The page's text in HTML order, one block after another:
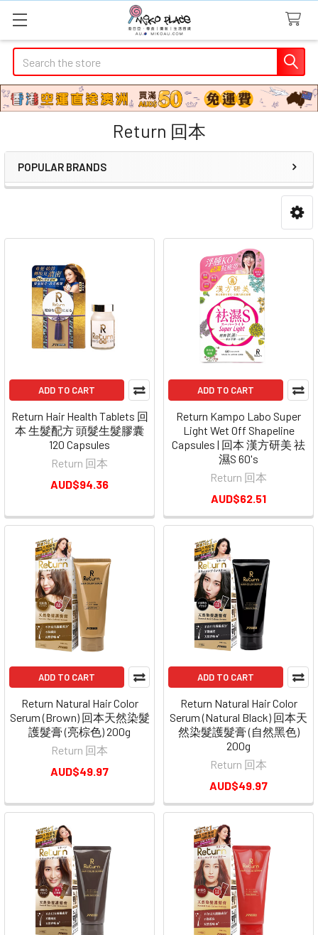
Search
Return 回本
Sidebar
POPULAR BRANDS
ADD TO CART
Return Hair Health Tablets 回
本 生髮配方 頭髮生髮膠囊
120 Capsules
Return 回本
AUD$94.36
ADD TO CART
Return Kampo Labo Super
Light Wet Off Shapeline
Capsules | 回本 漢方研美 祛
濕S 60's
Return 回本
AUD$62.51
ADD TO CART
Return Natural Hair Color
Serum (Brown) 回本天然染髮
護髮膏 (亮棕色) 200g
Return 回本
AUD$49.97
ADD TO CART
Return Natural Hair Color
Serum (Natural Black) 回本天
然染髮護髮膏 (自然黑色)
200g
Return 回本
AUD$49.97